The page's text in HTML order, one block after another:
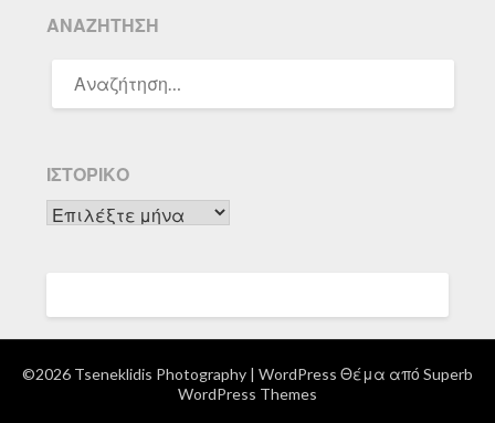
ΑΝΑΖΉΤΗΣΗ
ΓΙΑ:
ΙΣΤΟΡΙΚΌ
Ιστορικό
©2026 Tseneklidis Photography | WordPress Θέμα από Superb
WordPress Themes